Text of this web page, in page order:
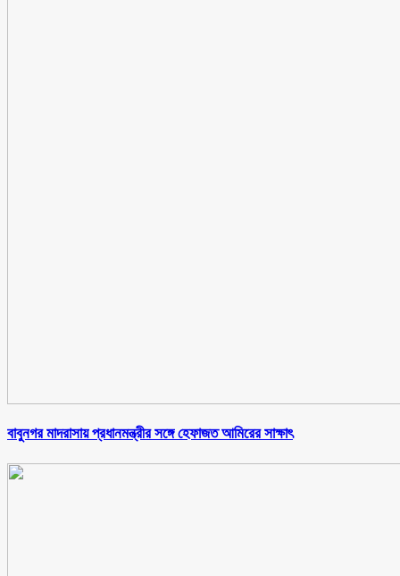
বাবুনগর মাদরাসায় প্রধানমন্ত্রীর সঙ্গে হেফাজত আমিরের সাক্ষাৎ